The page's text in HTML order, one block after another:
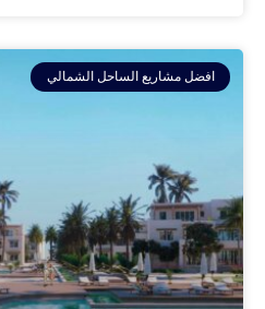
افضل مشاريع الساحل الشمالي